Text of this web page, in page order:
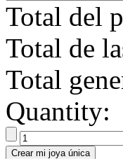
Total del
Total de
Total
Quantity:
Crear mi joya única